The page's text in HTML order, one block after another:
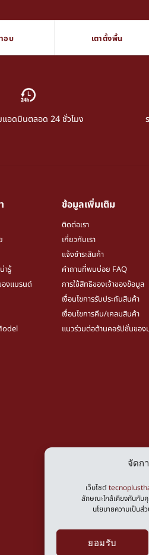
จัดก
เว็บไซต์
ลักษณะใกล้เคียงกันกับคุ
นโยบายความเป็นส่
ยอมรับ
อบ เตาตั้งพื้น
อดมินตลอด 24 ชั่วโมง
ารู้
องแบรนด์
ข้อมูลเพิ่มเติม
ติดต่อเรา
เกี่ยวกับเรา
แจ้งชำระสินค้า
คำถามที่พบบ่อย FAQ
การใช้สิทธิของเจ้าของข้อมูล
เงื่อนไขการรับประกันสินค้า
เงื่อนไขการคืน/เคลมสินค้า
แนวร่วมต่อต้านคอรัปชั่นของ
Privacy Policy